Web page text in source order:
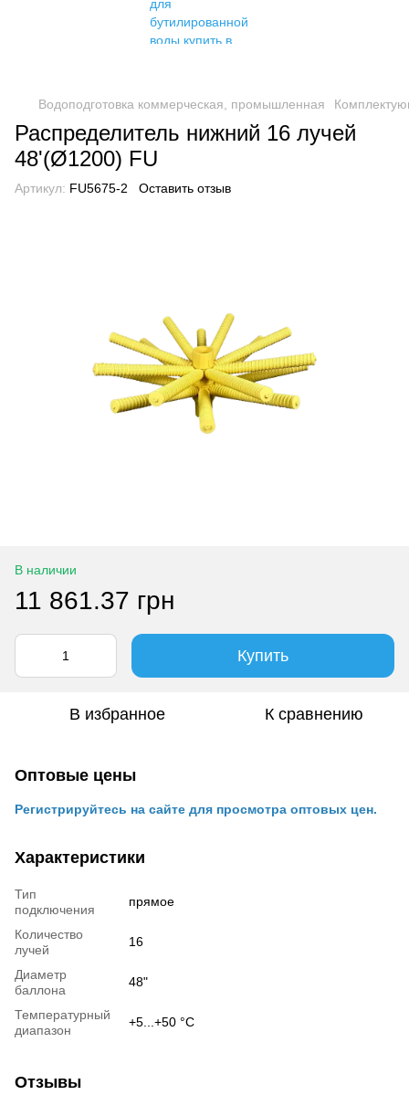
Водоподготовка коммерческая, промышленная
Распределитель нижний 16 лучей
48'(Ø1200) FU
Артикул: FU5675-2 Оставить отзыв
В наличии
11 861.37 грн
Купить
В избранное К сравнению
Оптовые цены
Регистрируйтесь на сайте для просмотра оптовых цен.
Характеристики
Тип
подключения
прямое
Количество
лучей
16
Диаметр
баллона
48"
Температурный
диапазон
+5...+50 °С
Отзывы